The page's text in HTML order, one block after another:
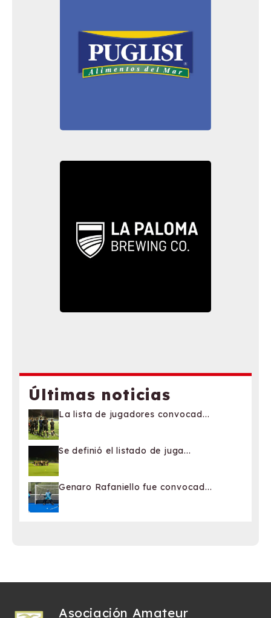
Últimas noticias
La lista de jugadores convocad...
Se definió el listado de juga...
Genaro Rafaniello fue convocad...
Asociación Amateur